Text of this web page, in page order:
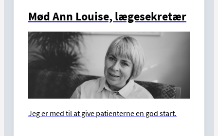
Mød Ann Louise, lægesekretær
Jeg er med til at give patienterne en god start.